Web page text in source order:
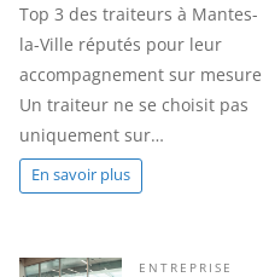
Top 3 des traiteurs à Mantes-
la-Ville réputés pour leur
accompagnement sur mesure
Un traiteur ne se choisit pas
uniquement sur…
En savoir plus
ENTREPRISE